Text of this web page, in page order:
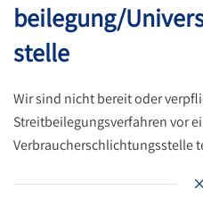
beilegung/
stelle
Wir sind nicht bereit oder
Streitbeilegungsverfahren vor
Verbraucherschlichtungsstelle